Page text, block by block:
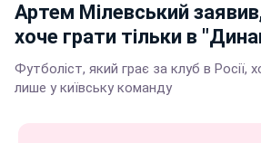
Артем Мілевський
хоче грати тільки в
Футболіст, який грає за клуб в Росії,
лише у київську команду